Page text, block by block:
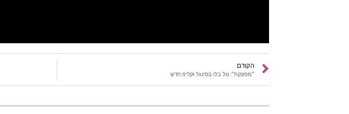
הקודם
"מפונקת": טל בלו בסינגל וקליפ חדש